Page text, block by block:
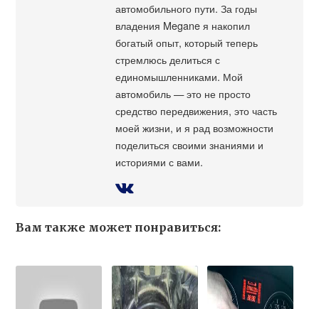
автомобильного пути. За годы
владения Megane я накопил
богатый опыт, который теперь
стремлюсь делиться с
единомышленниками. Мой
автомобиль — это не просто
средство передвижения, это часть
моей жизни, и я рад возможности
поделиться своими знаниями и
историями с вами.
Вам также может понравиться: